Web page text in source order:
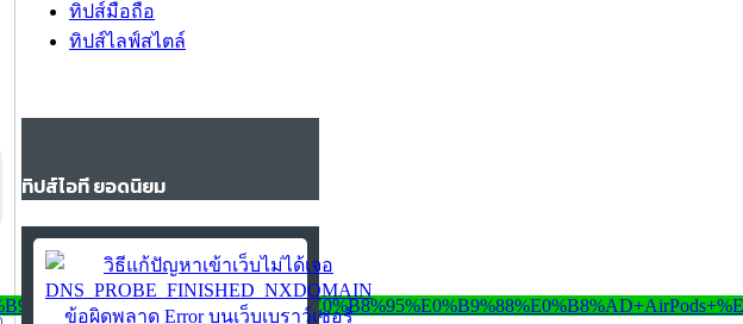
ทิปส์มือถือ
ทิปส์ไลฟ์สไตล์
ทิปส์ไอที ยอดนิยม